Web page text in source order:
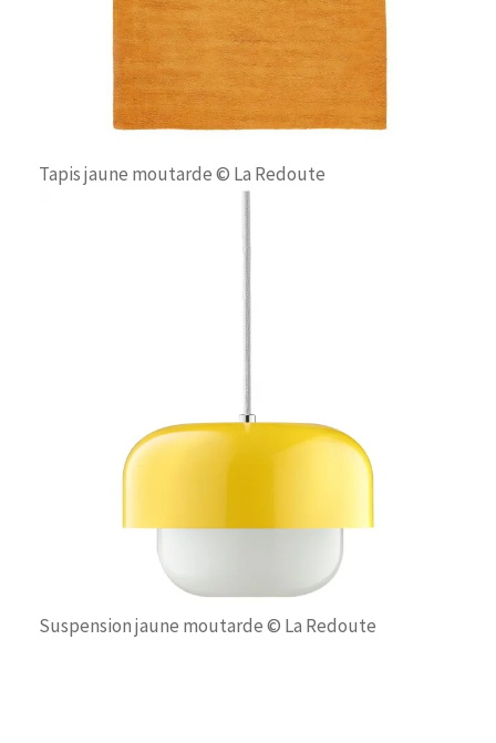
Tapis jaune moutarde © La Redoute
Suspension jaune moutarde © La Redoute